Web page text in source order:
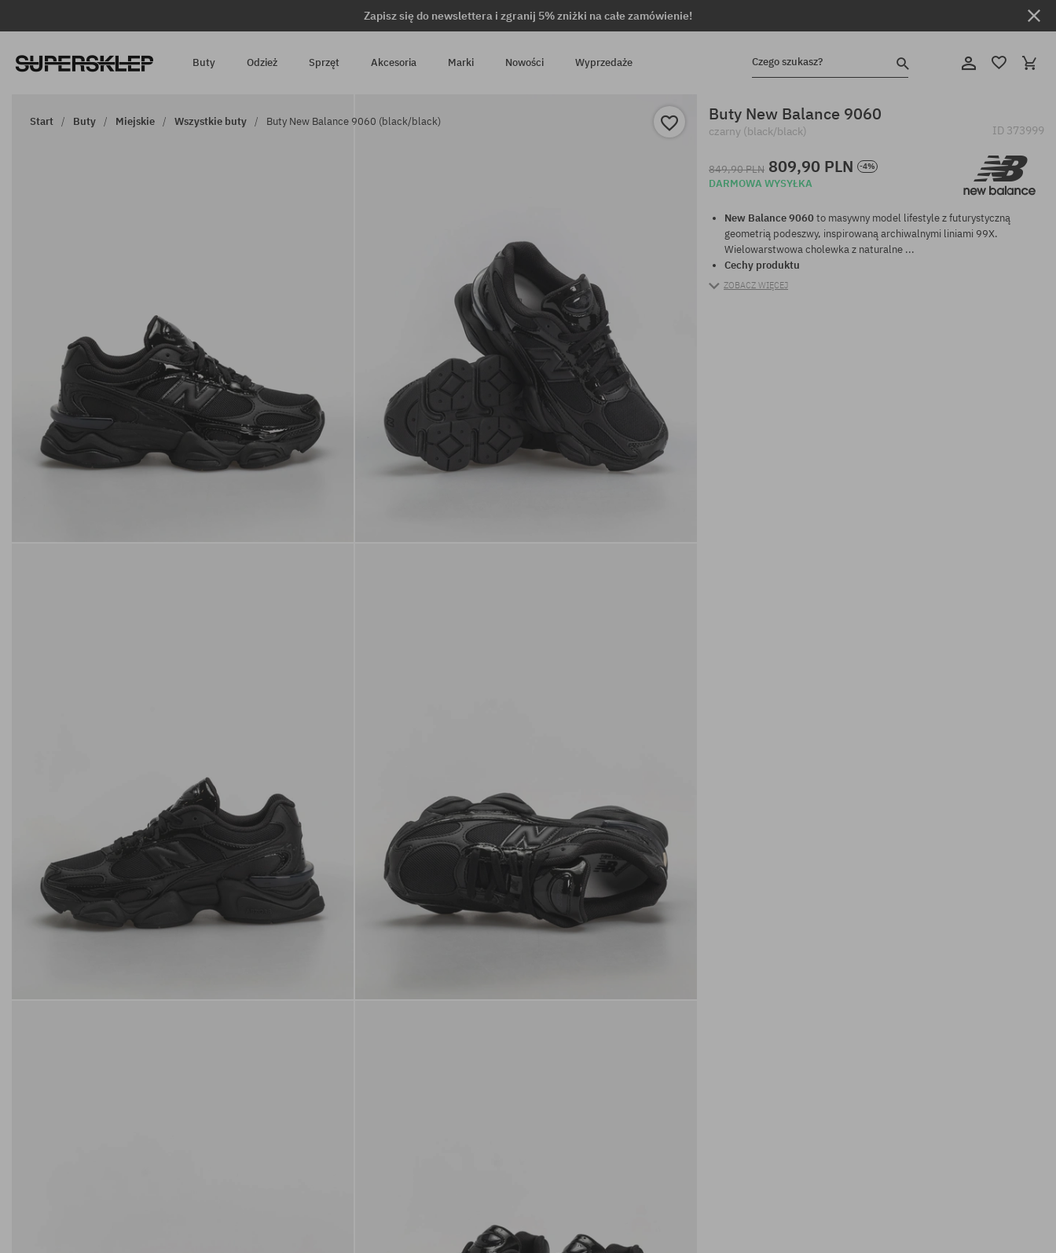
Zapisz się do newslettera i zgranij 5% zniżki na całe zamówienie!
Buty Odzież Sprzęt Akcesoria Marki Nowości Wyprzedaże Czego szukasz?
Start Buty Miejskie Wszystkie buty Buty New Balance 9060 (black/black) Buty New Balance 9060
czarny (black/black) ID 373999
849,90 PLN 809,90 PLN -4%
DARMOWA WYSYŁKA
New Balance 9060to masywny model lifestyle z futurystyczną
geometrią podeszwy, inspirowaną archiwalnymi liniami 99X.
Wielowarstwowa cholewka z naturalne ...
Cechy produktu
ZOBACZ WIĘCEJ